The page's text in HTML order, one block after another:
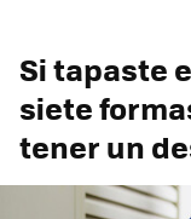
Si tapaste
siete
tener un